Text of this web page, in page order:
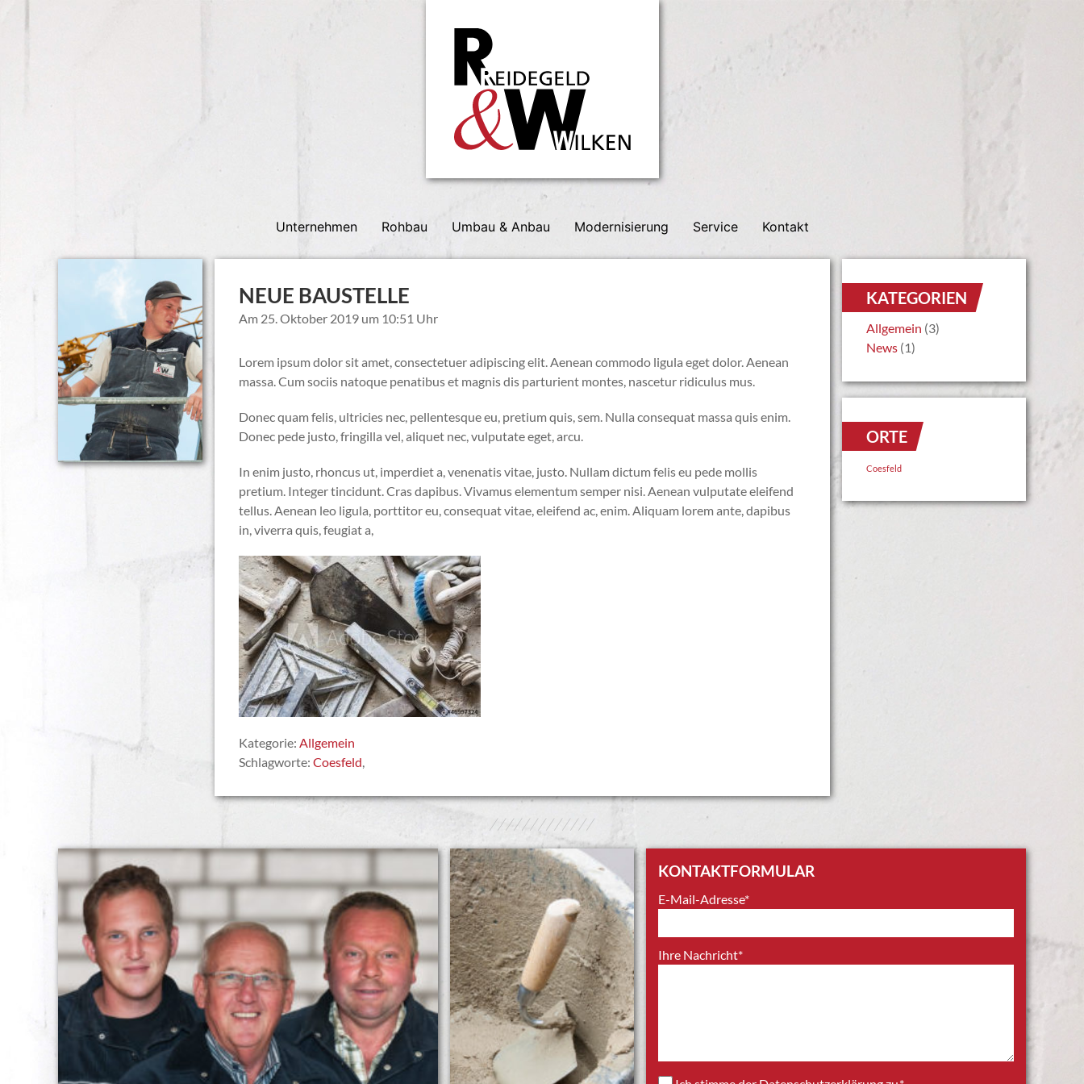
Unternehmen Rohbau Umbau & Anbau Modernisierung Service Kontakt
NEUE BAUSTELLE
Am 25. Oktober 2019 um 10:51 Uhr
Lorem ipsum dolor sit amet, consectetuer adipiscing elit. Aenean commodo ligula eget dolor. Aenean
massa. Cum sociis natoque penatibus et magnis dis parturient montes, nascetur ridiculus mus.
Donec quam felis, ultricies nec, pellentesque eu, pretium quis, sem. Nulla consequat massa quis enim.
Donec pede justo, fringilla vel, aliquet nec, vulputate eget, arcu.
In enim justo, rhoncus ut, imperdiet a, venenatis vitae, justo. Nullam dictum felis eu pede mollis
pretium. Integer tincidunt. Cras dapibus. Vivamus elementum semper nisi. Aenean vulputate eleifend
tellus. Aenean leo ligula, porttitor eu, consequat vitae, eleifend ac, enim. Aliquam lorem ante, dapibus
in, viverra quis, feugiat a,
Kategorie:Allgemein
Schlagworte:Coesfeld,
KATEGORIEN
Allgemein (3)
News (1)
ORTE
Coesfeld
/////////////
KONTAKTFORMULAR
E-Mail-Adresse*
Ihre Nachricht*